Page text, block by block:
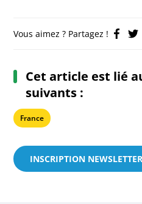
Vous aimez ? Partagez !
Cet article est lié
suivants :
France
INSCRIPTION NEWSLETTER